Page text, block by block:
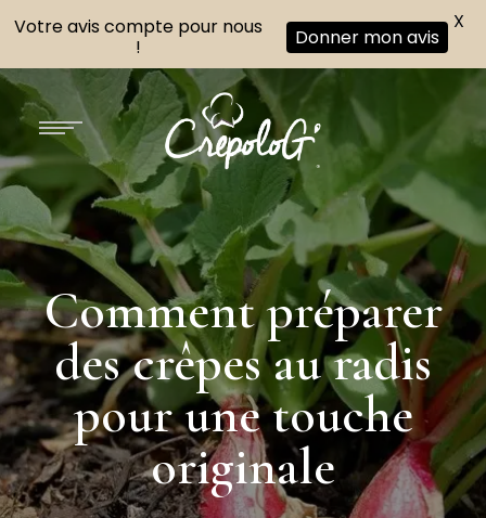
Comment préparer
des crêpes au radis
pour une touche
originale
Votre avis compte pour nous
!
Donner mon avis
X